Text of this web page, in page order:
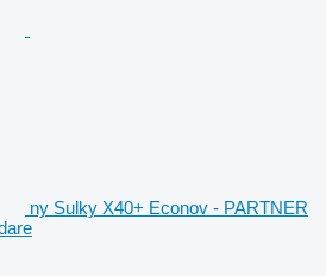
ny Sulky X40+ Econov - PARTNER